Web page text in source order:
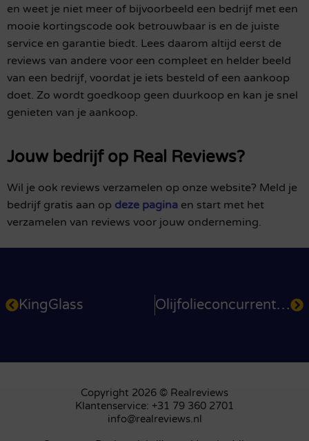
en weet je niet meer of bijvoorbeeld een bedrijf met een
mooie kortingscode ook betrouwbaar is en de juiste
service en garantie biedt. Lees daarom altijd eerst de
reviews van andere voor een compleet en helder beeld
van een bedrijf, voordat je iets besteld of een aankoop
doet. Zo wordt goedkoop geen duurkoop en kan je snel
genieten van je aankoop.
Jouw bedrijf op Real Reviews?
Wil je ook reviews verzamelen op onze website? Meld je
bedrijf gratis aan op deze pagina en start met het
verzamelen van reviews voor jouw onderneming.
KingGlass Olijfolieconcurrent.nl
Copyright 2026 © Realreviews
Klantenservice: +31 79 360 2701
info@realreviews.nl